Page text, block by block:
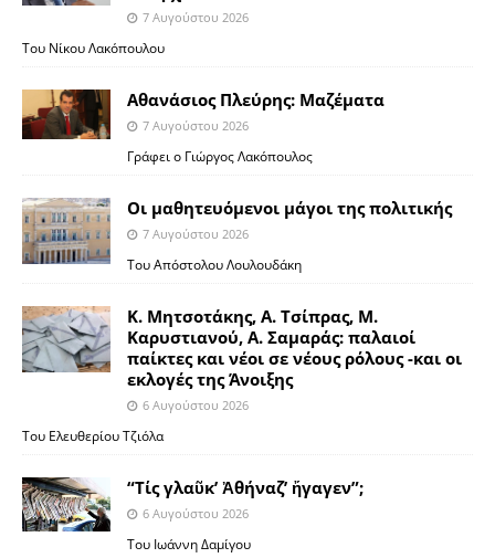
7 Αυγούστου 2026
Του Νίκου Λακόπουλου
Αθανάσιος Πλεύρης: Μαζέματα
7 Αυγούστου 2026
Γράφει ο Γιώργος Λακόπουλος
Οι μαθητευόμενοι μάγοι της πολιτικής
7 Αυγούστου 2026
Του Απόστολου Λουλουδάκη
Κ. Μητσοτάκης, Α. Τσίπρας, Μ.
Καρυστιανού, Α. Σαμαράς: παλαιοί
παίκτες και νέοι σε νέους ρόλους -και οι
εκλογές της Άνοιξης
6 Αυγούστου 2026
Του Ελευθερίου Τζιόλα
“Τίς γλαῦκ’ Ἀθήναζ’ ἤγαγεν”;
6 Αυγούστου 2026
Του Ιωάννη Δαμίγου